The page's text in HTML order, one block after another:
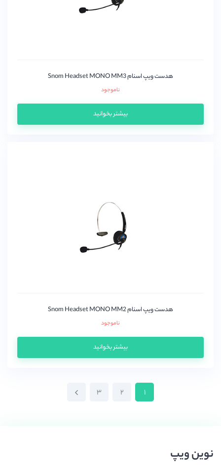
هدست ویپ اسنام Snom Headset MONO MM3
ناموجود
بیشتر بخوانید
هدست ویپ اسنام Snom Headset MONO MM2
ناموجود
بیشتر بخوانید
۱ ۲ ۳
نوین ویپ